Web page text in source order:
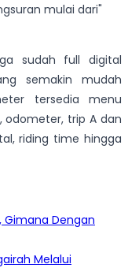
mulai dari"
sudah full digital
semakin mudah
tersedia menu
odometer, trip A dan
riding time hingga
Gimana Dengan
Melalui